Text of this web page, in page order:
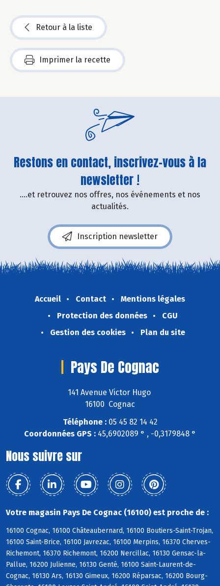
Retour à la liste
Imprimer la recette
Restons en contact, inscrivez-vous à la
newsletter !
....et retrouvez nos offres, nos événements et nos
actualités.
Inscription newsletter
Accueil Contact
Mentions légales
Protection des données
CGU
Gestion des cookies
Plan du site
Pays De Cognac
141 Avenue Victor Hugo
16100 Cognac
Téléphone :05 45 82 14 42
Coordonnées GPS : 45,6902089 ° , -0,3179848 °
Nous suivre sur
Votre magasin Pays De Cognac (16100) est proche de :
16100 Cognac, 16100 Châteaubernard, 16100 Boutiers-Saint-Trojan,
16100 Saint-Brice, 16100 Javrezac, 16100 Merpins, 16370 Cherves-
Richemont, 16370 Richemont, 16200 Nercillac, 16130 Gensac-la-
Pallue, 16200 Julienne, 16130 Genté, 16100 Saint-Laurent-de-
Cognac, 16130 Ars, 16130 Gimeux, 16200 Réparsac, 16200 Bourg-